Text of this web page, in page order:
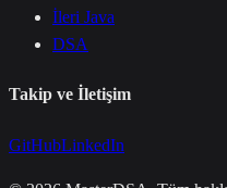
İleri Java
DSA
Takip ve İletişim
GitHubLinkedIn